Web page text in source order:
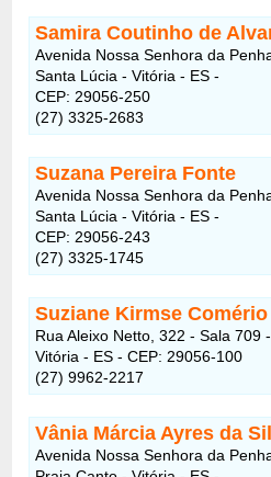
Samira Coutinho de
Avenida Nossa Senhora da
Santa Lúcia - Vitória - ES -
CEP: 29056-250
(27) 3325-2683
Suzana Pereira Fonte
Avenida Nossa Senhora da
Santa Lúcia - Vitória - ES -
CEP: 29056-243
(27) 3325-1745
Suziane Kirmse Comério
Rua Aleixo Netto, 322 - Sala 709
Vitória - ES - CEP: 29056-100
(27) 9962-2217
Vânia Márcia Ayres da
Avenida Nossa Senhora da